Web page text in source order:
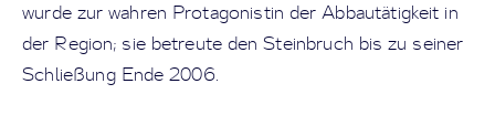
wurde zur wahren Protagonistin der Abbautätigkeit in
der Region; sie betreute den Steinbruch bis zu seiner
Schließung Ende 2006.